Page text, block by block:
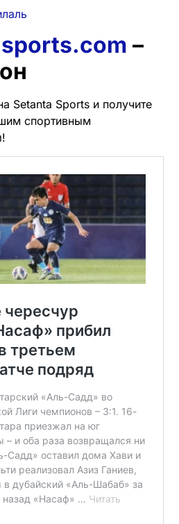
–
Setanta Sports и получите
спортивным